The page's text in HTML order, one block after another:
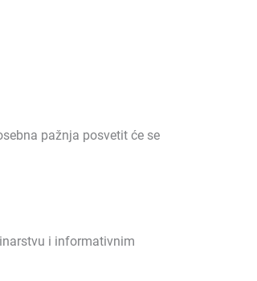
pažnja posvetit će se
i informativnim